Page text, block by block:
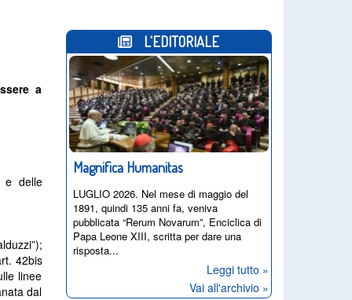
a
e delle
42bis
linee
dal
L'EDITORIALE
Magnifica Humanitas
LUGLIO 2026. Nel mese di maggio del
1891, quindi 135 anni fa, veniva
pubblicata “Rerum Novarum”, Enciclica di
Papa Leone XIII, scritta per dare una
risposta...
Leggi tutto »
Vai all'archivio »